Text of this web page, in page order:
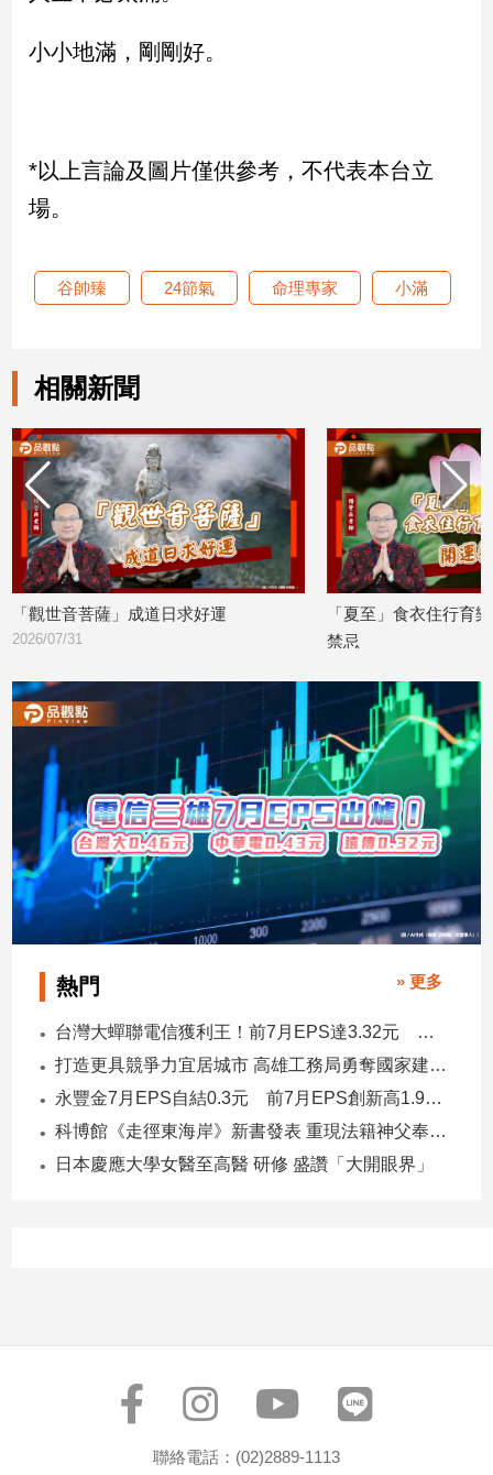
感
情
文
創
／
推
薦
遊
戲
運
動
寵
物
Pet
影
專
區
合
作
媒
體
投
稿
專
區
【我
點】
小小地滿，剛剛好。
*以上言論及圖片僅供參考，不代表本台立
場。
谷帥臻 24節氣 命理專家 小滿
相關新聞
「觀世音菩薩」成道日求好運
2026/07/31
「夏至」食衣住行育
禁忌
熱門 » 更多
台灣大蟬聯電信獲利王！前7月EPS達3.32元 中華電3.11、遠傳2.46元
打造更具競爭力宜居城市 高雄工務局勇奪國家建築界9大獎
永豐金7月EPS自結0.3元 前7月EPS創新高1.96元！
科博館《走徑東海岸》新書發表 重現法籍神父奉獻足跡與歷史日記
日本慶應大學女醫至高醫 研修 盛讚「大開眼界」
聯絡電話：(02)2889-1113